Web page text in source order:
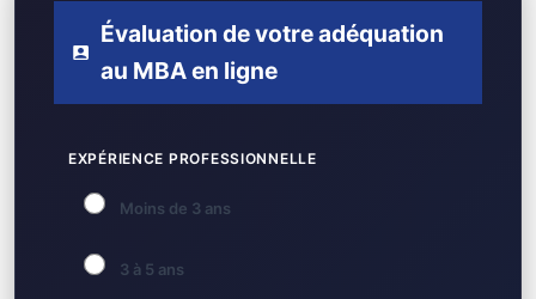
Évaluation de votre adéquation
au MBA en ligne
EXPÉRIENCE PROFESSIONNELLE
Moins de 3 ans
3 à 5 ans